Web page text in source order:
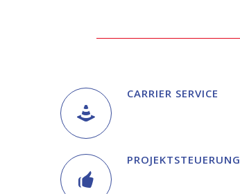
CARRIER SERVICE
PROJEKT­STEUERUNG